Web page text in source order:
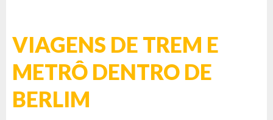
VIAGENS DE TREM E
METRÔ DENTRO DE
BERLIM